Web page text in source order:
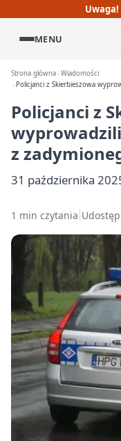
MENU
Strona główna Wiadomości
Policjanci z Skierbieszowa
Policjanci z
z
31 października
1 min czytania